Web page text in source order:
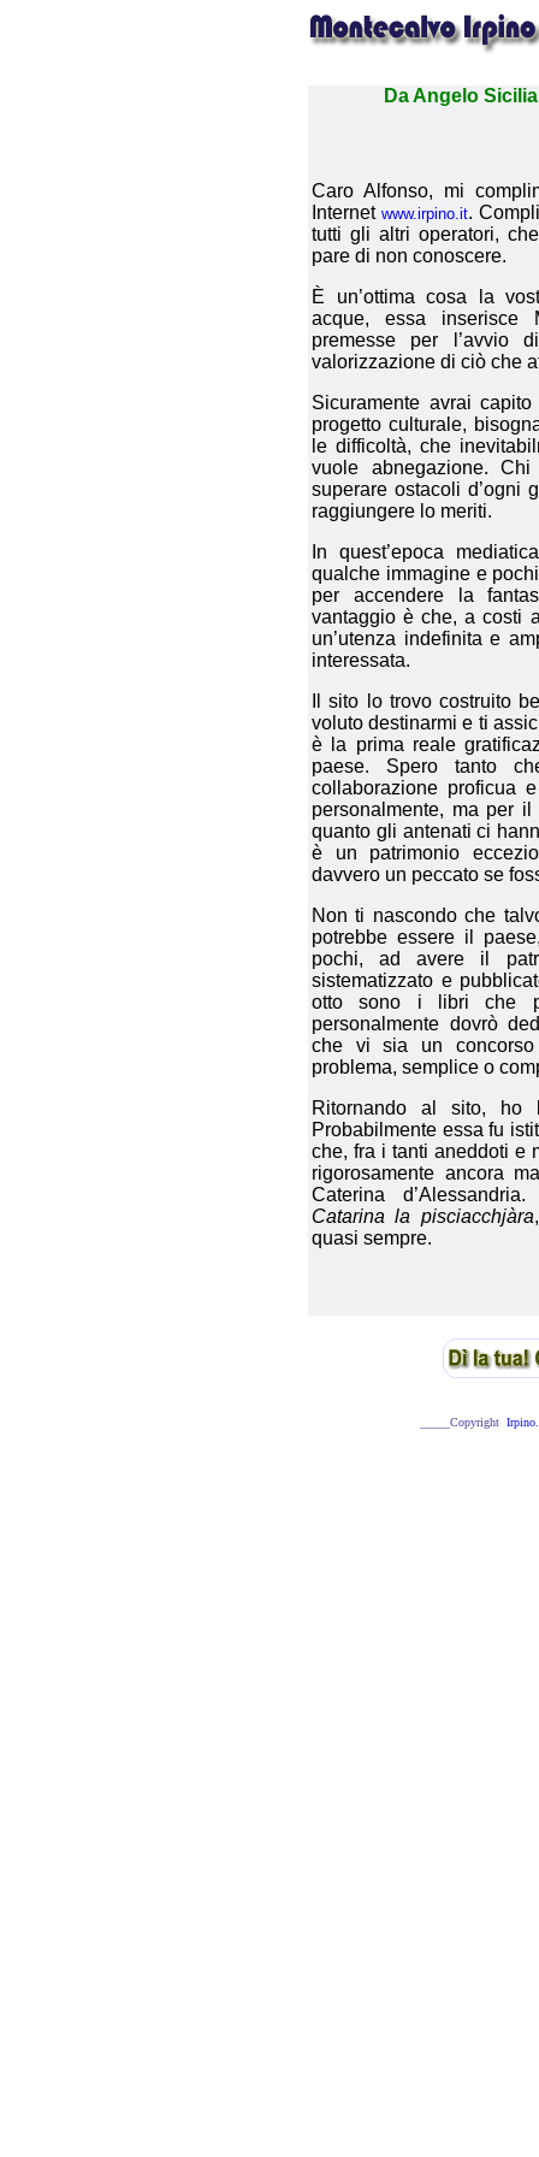
DaAngelo
Caro Alfonso, mi
Internet www.irpino.it.
tutti gli altri operatori,
pare di non conoscere.
È un’ottima cosa la
acque, essa inserisce
premesse per l’avvio
valorizzazione di ciò che
Sicuramente avrai
progetto culturale,
le difficoltà, che
vuole abnegazione.
superare ostacoli d’ogni
raggiungere lo meriti.
In quest’epoca
qualche immagine e
per accendere la
vantaggio è che, a costi
un’utenza indefinita e
interessata.
Il sito lo trovo costruito
voluto destinarmi e ti
è la prima reale
paese. Spero tanto
collaborazione proficua
personalmente, ma per
quanto gli antenati ci
è un patrimonio
davvero un peccato se
Non ti nascondo che
potrebbe essere il
pochi, ad avere il
sistematizzato e
otto sono i libri che
personalmente dovrò
che vi sia un
problema, semplice o
Ritornando al sito, ho
Probabilmente essa fu
che, fra i tanti aneddoti e
rigorosamente ancora
Caterina
Catarina la pisciacchjàra
quasi sempre.
_____Copyright